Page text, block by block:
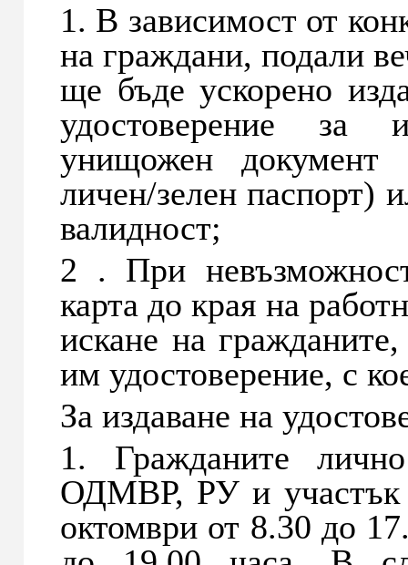
1. В зависимост от
на граждани, подали
ще бъде ускорено
удостоверение за
унищожен документ
личен/зелен паспорт)
валидност;
2 . При
карта до края на
искане на
им удостоверение, с
За издаване на
1. Гражданите
ОДМВР, РУ и участък
октомври от 8.30 до